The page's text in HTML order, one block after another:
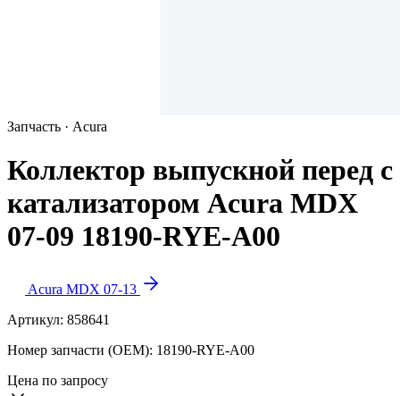
Запчасть · Acura
Коллектор выпускной перед с
катализатором Acura MDX
07-09 18190-RYE-A00
Acura MDX 07-13
Артикул: 858641
Номер запчасти (OEM): 18190-RYE-A00
Цена по запросу